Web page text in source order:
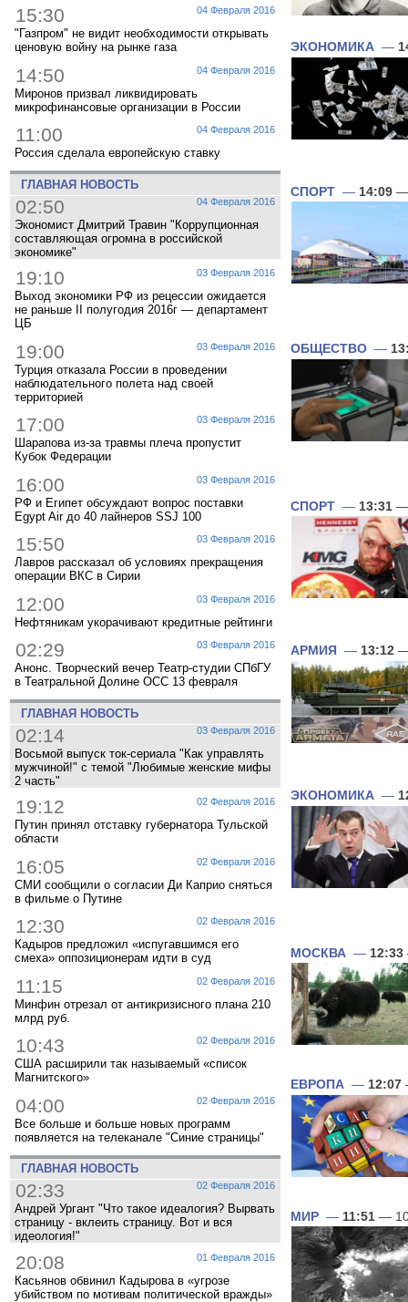
04 Февраля 2016
15:30
"Газпром" не видит необходимости открывать
ценовую войну на рынке газа
04 Февраля 2016
14:50
Миронов призвал ликвидировать
микрофинансовые организации в России
04 Февраля 2016
11:00
Россия сделала европейскую ставку
ГЛАВНАЯ НОВОСТЬ
04 Февраля 2016
02:50
Экономист Дмитрий Травин "Коррупционная
составляющая огромна в российской
экономике"
03 Февраля 2016
19:10
Выход экономики РФ из рецессии ожидается
не раньше II полугодия 2016г — департамент
ЦБ
03 Февраля 2016
19:00
Турция отказала России в проведении
наблюдательного полета над своей
территорией
03 Февраля 2016
17:00
Шарапова из-за травмы плеча пропустит
Кубок Федерации
03 Февраля 2016
16:00
РФ и Египет обсуждают вопрос поставки
Egypt Air до 40 лайнеров SSJ 100
03 Февраля 2016
15:50
Лавров рассказал об условиях прекращения
операции ВКС в Сирии
03 Февраля 2016
12:00
Нефтяникам укорачивают кредитные рейтинги
03 Февраля 2016
02:29
Анонс. Творческий вечер Театр-студии СПбГУ
в Театральной Долине ОСС 13 февраля
ГЛАВНАЯ НОВОСТЬ
03 Февраля 2016
02:14
Восьмой выпуск ток-сериала "Как управлять
мужчиной!" с темой "Любимые женские мифы
2 часть"
02 Февраля 2016
19:12
Путин принял отставку губернатора Тульской
области
02 Февраля 2016
16:05
СМИ сообщили о согласии Ди Каприо сняться
в фильме о Путине
02 Февраля 2016
12:30
Кадыров предложил «испугавшимся его
смеха» оппозиционерам идти в суд
02 Февраля 2016
11:15
Минфин отрезал от антикризисного плана 210
млрд руб.
02 Февраля 2016
10:43
США расширили так называемый «список
Магнитского»
02 Февраля 2016
04:00
Все больше и больше новых программ
появляется на телеканале "Синие страницы"
ГЛАВНАЯ НОВОСТЬ
02 Февраля 2016
02:33
Андрей Ургант "Что такое идеалогия? Вырвать
страницу - вклеить страницу. Вот и вся
идеология!"
01 Февраля 2016
20:08
Касьянов обвинил Кадырова в «угрозе
убийством по мотивам политической вражды»
ЭКОНОМИКА —
СПОРТ — 14:09 —
ОБЩЕСТВО —
СПОРТ — 13:31 —
АРМИЯ — 13:12 —
ЭКОНОМИКА —
МОСКВА — 12:33
ЕВРОПА — 12:07
МИР — 11:51 —